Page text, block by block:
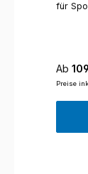
für
Ab
Preise